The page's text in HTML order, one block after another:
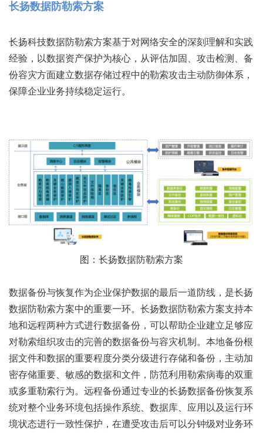
长扬数据防勒索方案
长扬科技数据防勒索方案基于对网络安全的深刻理解和实践
经验，以数据资产保护为核心，从评估加固、攻击检测、备
份容灾方面建立数据存储过程中的勒索攻击主动防御体系，
保障企业业务持续稳定运行。
图：长扬数据防勒索方案
数据备份与恢复作为企业保护数据的最后一道防线，是长扬
数据防勒索方案中的重要一环。长扬数据防勒索方案支持本
地和远程两种方式进行数据备份，可以帮助企业建立足够应
对勒索组织攻击的完善的数据备份与容灾机制。本地备份根
据文件和数据的重要程度分类分级进行存储和备份，主动加
密存储重要、敏感的数据和文件，防范利用勒索病毒的双重
或多重勒索行为。远程备份通过专业的长扬数据备份恢复系
统对整个业务环境包括操作系统、数据库、应用以及运行环
境状态进行一致性保护，在遭受攻击后可以分钟级对业务环